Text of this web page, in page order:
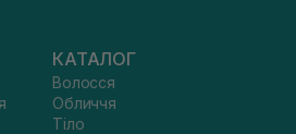
КАТАЛОГ
Волосся
Обличчя
Тіло